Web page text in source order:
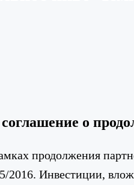
о
продолжения
2016. Инвестиции,